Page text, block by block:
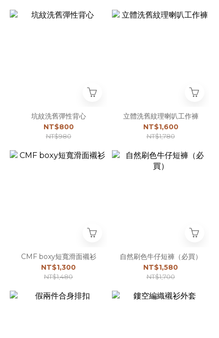
坑紋洗舊彈性背心
NT$800
NT$980
立體洗舊紋理喇叭工作褲
NT$1,600
NT$1,780
CMF boxy短寬滑面襯衫
NT$1,300
NT$1,480
自然刷色牛仔短褲（必買）
NT$1,580
NT$1,700